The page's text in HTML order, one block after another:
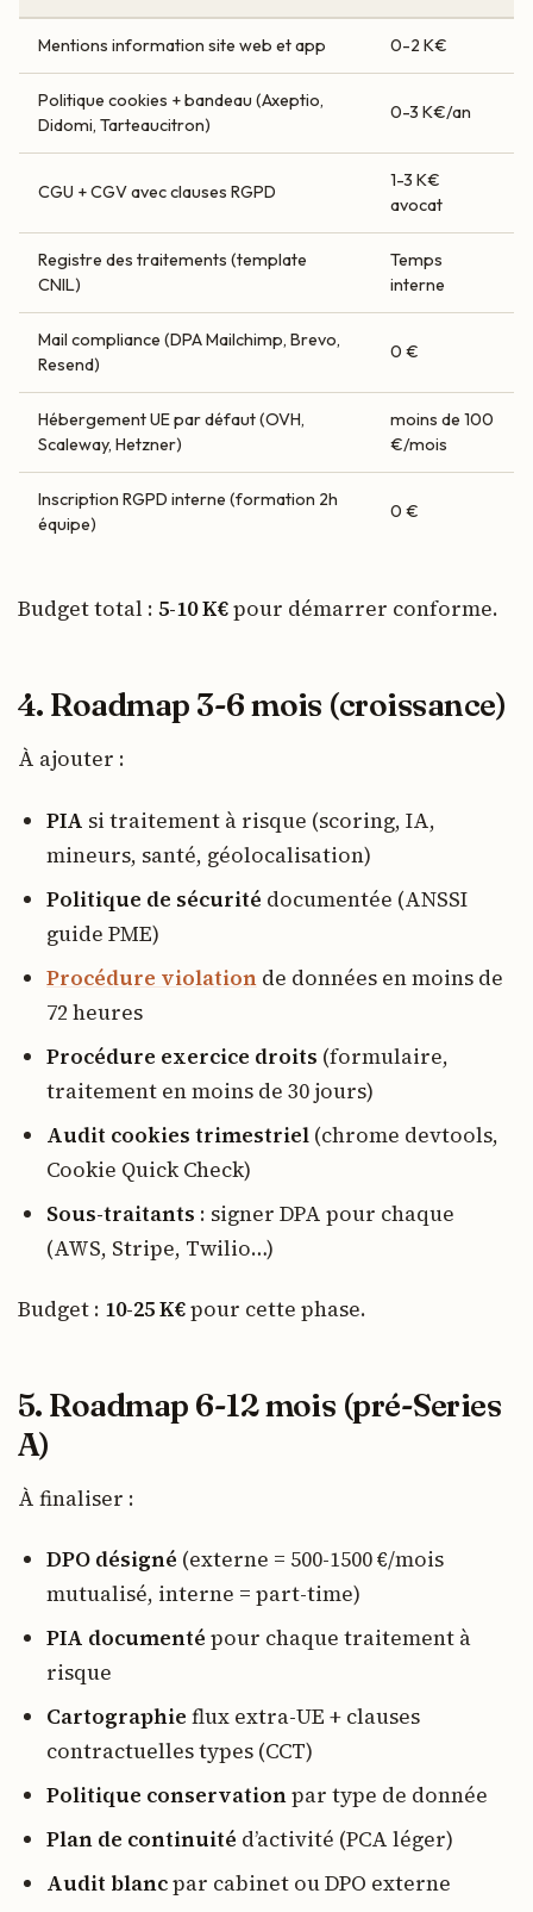
Mentions information site web et app 0-2 K€
Politique cookies + bandeau (Axeptio,
Didomi, Tarteaucitron)
0-3 K€/an
CGU + CGV avec clauses RGPD
1-3 K€
avocat
Registre des traitements (template
CNIL)
Temps
interne
Mail compliance (DPA Mailchimp, Brevo,
Resend)
0 €
Hébergement UE par défaut (OVH,
Scaleway, Hetzner)
moins de 100
€/mois
Inscription RGPD interne (formation 2h
équipe)
0 €
Budget total : 5-10 K€pour démarrer conforme.
4. Roadmap 3-6 mois (croissance)
À ajouter :
PIA si traitement à risque (scoring, IA,
mineurs, santé, géolocalisation)
Politique de sécurité documentée (ANSSI
guide PME)
Procédure violation de données en moins de
72 heures
Procédure exercice droits (formulaire,
traitement en moins de 30 jours)
Audit cookies trimestriel (chrome devtools,
Cookie Quick Check)
Sous-traitants : signer DPA pour chaque
(AWS, Stripe, Twilio…)
Budget : 10-25 K€pour cette phase.
5. Roadmap 6-12 mois (pré-Series
A)
À finaliser :
DPO désigné (externe = 500-1500 €/mois
mutualisé, interne = part-time)
PIA documenté pour chaque traitement à
risque
Cartographie flux extra-UE + clauses
contractuelles types (CCT)
Politique conservationpar type de donnée
Plan de continuité d’activité (PCA léger)
Audit blancpar cabinet ou DPO externe